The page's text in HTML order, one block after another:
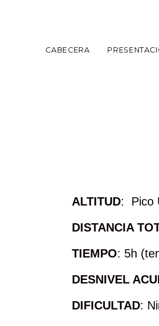
CABECERA
ALTITUD: Pico
DISTANCIA
TIEMPO: 5h
DESNIVEL
DIFICULTAD: